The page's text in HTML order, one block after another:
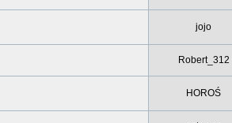
jojo
Robert_312
HOROŚ